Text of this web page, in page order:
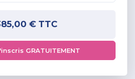
€TTC
GRATUITEMENT